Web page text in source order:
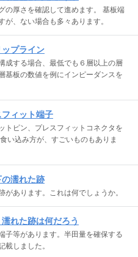
の厚さを確認して進めます。 基板端
、ない場合も多々あります。
プライン
成する場合、最低でも６層以上の層
基板の数値を例にインピーダンスを
ィット端子
トピン、プレスフィットコネクタを
い込み方が、すごいものもありま
濡れた跡
あります。これは何でしょうか。
た跡は何だろう
子等があります。半田量を確保する
載しました。